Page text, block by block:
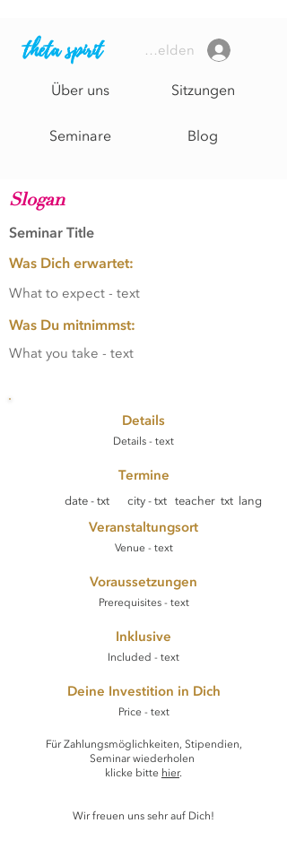
theta spirit
Über uns
Seminare
Sitzungen
Blog
Anmelden
Page Title
Slogan
Seminar Title
Was Dich erwartet:
What to expect - text
Was Du mitnimmst:
What you take - text
Details
Details - text
Termine
date - txt city - txt teacher txt lang
Veranstaltungsort
Venue - text
Voraussetzungen
Prerequisites - text
Inklusive
Included - text
Deine Investition in Dich
Price - text
Für Zahlungsmöglichkeiten, Stipendien,
Seminar wiederholen
klicke bitte hier.​
Wir freuen uns sehr auf Dich!